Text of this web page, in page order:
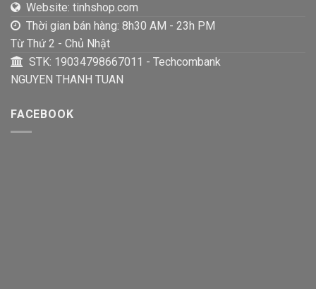
Website: tinhshop.com
Thời gian bán hàng: 8h30 AM - 23h PM
Từ Thứ 2 - Chủ Nhật
STK: 19034798667011 - Techcombank
NGUYEN THANH TUAN
FACEBOOK